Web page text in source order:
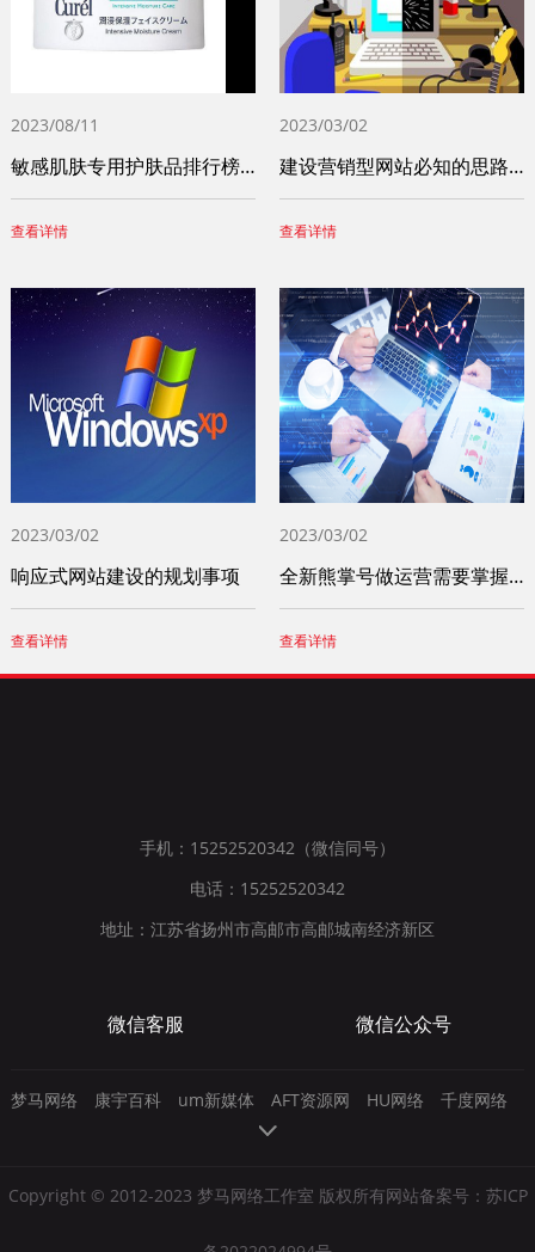
2023/08/11
敏感肌肤专用护肤品排行榜前十名（十大敏感
查看详情
2023/03/02
建设营销型网站必知的思路和步骤
查看详情
2023/03/02
响应式网站建设的规划事项
查看详情
2023/03/02
全新熊掌号做运营需要掌握这四个小技巧
查看详情
手机：15252520342（微信同号）
电话：15252520342
地址：江苏省扬州市高邮市高邮城南经济新区
微信客服 微信公众号
梦马网络 康宇百科 um新媒体 AFT资源网 HU网络 千度网络
Copyright © 2012-2023 梦马网络工作室 版权所有网站备案号： 苏ICP